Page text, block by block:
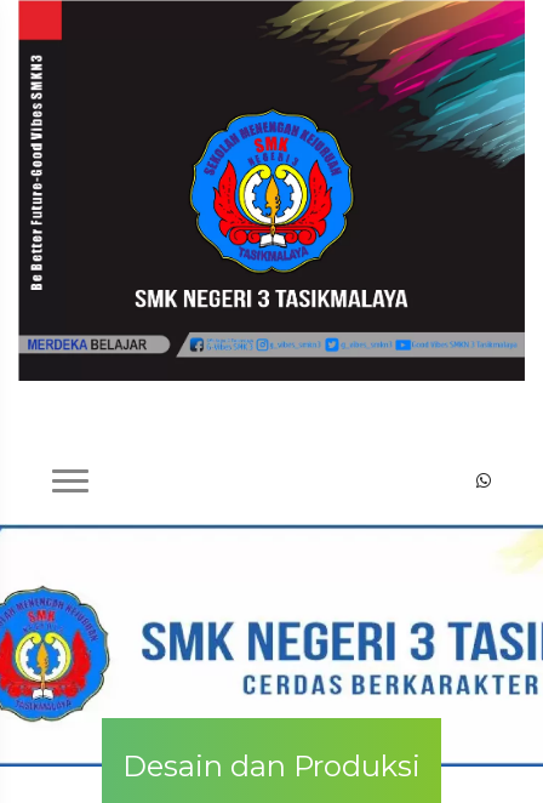
Desain dan Produksi